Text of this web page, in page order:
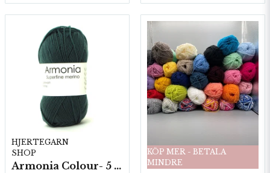
HJERTEGARN
SHOP
Armonia Colour- 5 härv/fp. a100 g.
KÖP MER - BETALA
MINDRE